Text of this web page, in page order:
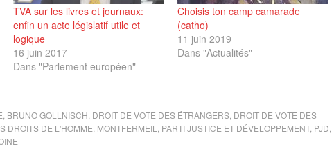
TVA sur les livres et journaux:
enfin un acte législatif utile et
logique
16 juin 2017
Dans "Parlement européen"
Choisis ton camp camarade
(catho)
11 juin 2019
Dans "Actualités"
BRUNO GOLLNISCH DROIT DE VOTE DES ÉTRANGERS DROIT DE VOTE DES
DROITS DE L'HOMME MONTFERMEIL PARTI JUSTICE ET DÉVELOPPEMENT, PJD